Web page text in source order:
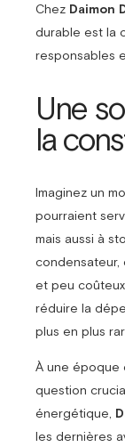
Chez Daimon
durable est la
responsables
Une
la
Imaginez un
pourraient
mais aussi à
condensateur,
et peu
réduire la
plus en plus
À une époque
question
énergétique,
les dernières